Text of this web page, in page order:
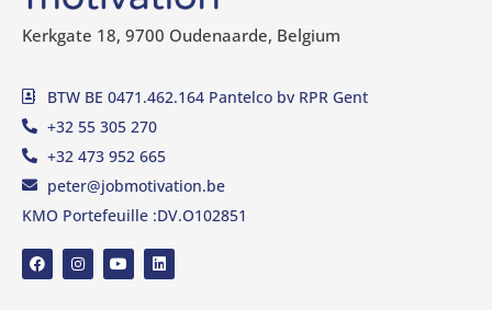
Kerkgate 18, 9700 Oudenaarde, Belgium
BTW BE 0471.462.164 Pantelco bv RPR Gent
+32 55 305 270
+32 473 952 665
peter@jobmotivation.be
KMO Portefeuille :DV.O102851